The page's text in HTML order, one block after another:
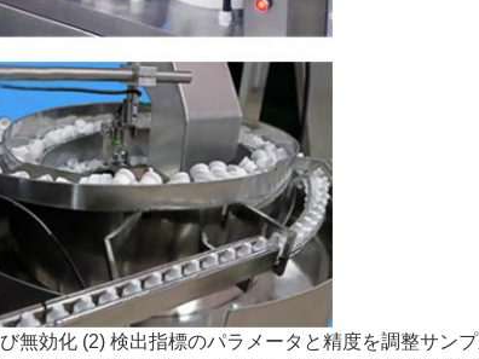
無効化 (2) 検出指標のパラメータと精度を調整サン